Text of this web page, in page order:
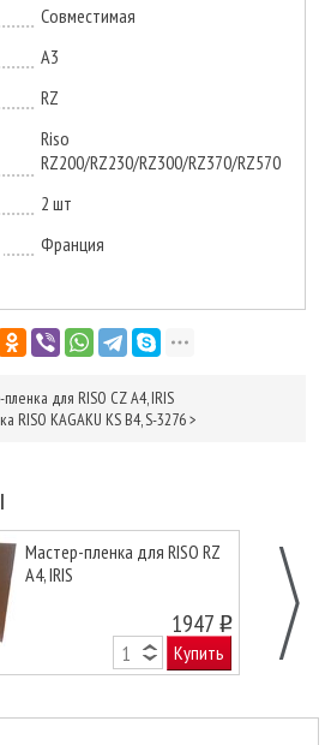
Совместимая
A3
RZ
Riso
RZ200/RZ230/RZ300/RZ370/RZ570
2 шт
Франция
для RISO CZ A4, IRIS
RISO KAGAKU KS B4, S-3276>
Мастер-пленка для RISO RZ
A4, IRIS
1947 o
Купить